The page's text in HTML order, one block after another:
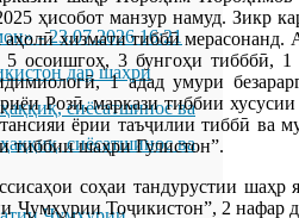
-23.07.2026 16:21
дар шаҳри
сиёсатшинос ва
сиёсатшинос ва
ҳисобот манзур намуд. Зикр
хизмати тиббӣ мерасонанд.
осоишгоҳ, 3 бунгоҳи тибббӣ, 1
1 адад умури
Розӣ, маркази тиббии
ёрии таъҷилии тиббӣ ва
тиббии шаҳри Гулистон”.
соҳаи тандурустии шаҳр
Ҷумҳурии Тоҷикистон”, 2 нафар